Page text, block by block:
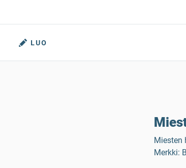
LUO
Miesten
Merkki: